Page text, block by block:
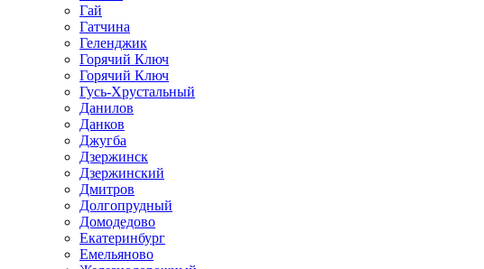
Гай
Гатчина
Геленджик
Горячий Ключ
Горячий Ключ
Гусь-Хрустальный
Данилов
Данков
Джугба
Дзержинск
Дзержинский
Дмитров
Долгопрудный
Домодедово
Екатеринбург
Емельяново